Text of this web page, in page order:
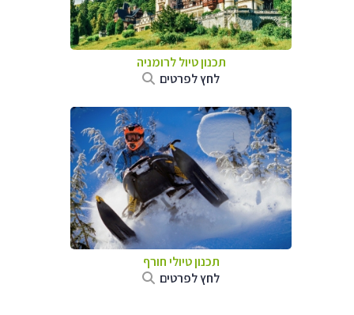
תכנון טיול לרומניה
לחץ לפרטים
תכנון טיולי חורף
לחץ לפרטים